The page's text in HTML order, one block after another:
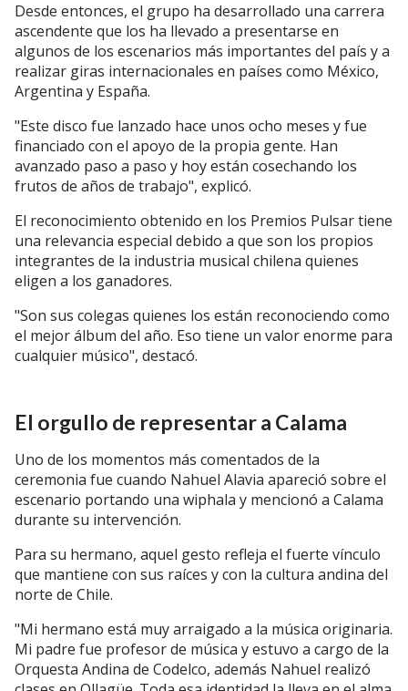
Desde entonces, el grupo ha desarrollado una carrera
ascendente que los ha llevado a presentarse en
algunos de los escenarios más importantes del país y a
realizar giras internacionales en países como México,
Argentina y España.
"Este disco fue lanzado hace unos ocho meses y fue
financiado con el apoyo de la propia gente. Han
avanzado paso a paso y hoy están cosechando los
frutos de años de trabajo", explicó.
El reconocimiento obtenido en los Premios Pulsar tiene
una relevancia especial debido a que son los propios
integrantes de la industria musical chilena quienes
eligen a los ganadores.
"Son sus colegas quienes los están reconociendo como
el mejor álbum del año. Eso tiene un valor enorme para
cualquier músico", destacó.
El orgullo de representar a Calama
Uno de los momentos más comentados de la
ceremonia fue cuando Nahuel Alavia apareció sobre el
escenario portando una wiphala y mencionó a Calama
durante su intervención.
Para su hermano, aquel gesto refleja el fuerte vínculo
que mantiene con sus raíces y con la cultura andina del
norte de Chile.
"Mi hermano está muy arraigado a la música originaria.
Mi padre fue profesor de música y estuvo a cargo de la
Orquesta Andina de Codelco, además Nahuel realizó